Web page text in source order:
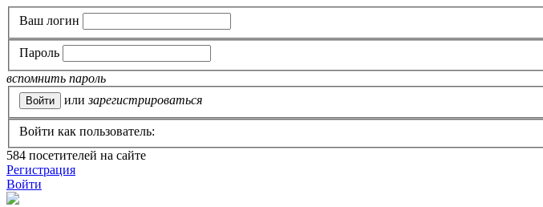
Ваш логин
Пароль
вспомнить пароль
или зарегистрироваться
Войти как пользователь:
584 посетителей на сайте
Регистрация
Войти